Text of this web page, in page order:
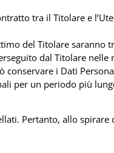
tra il Titolare e
del Titolare saranno
dal Titolare
i Dati
per un periodo più
Pertanto, allo